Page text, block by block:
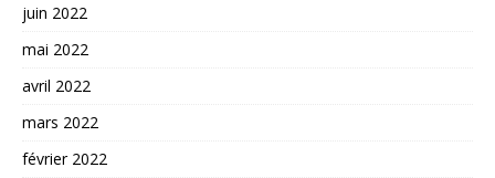
juin 2022
mai 2022
avril 2022
mars 2022
février 2022